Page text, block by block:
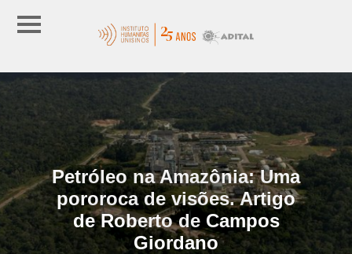
Petróleo na Amazônia: Uma
pororoca de visões. Artigo
de Roberto de Campos
Giordano